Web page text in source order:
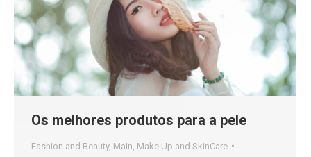
Os melhores produtos para a pele
Fashion and Beauty, Main Make Up and SkinCare